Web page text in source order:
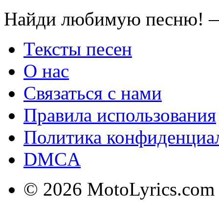
Найди любимую песню!
Тексты песен
О нас
Связаться с нами
Правила использования
Политика
DMCA
© 2026